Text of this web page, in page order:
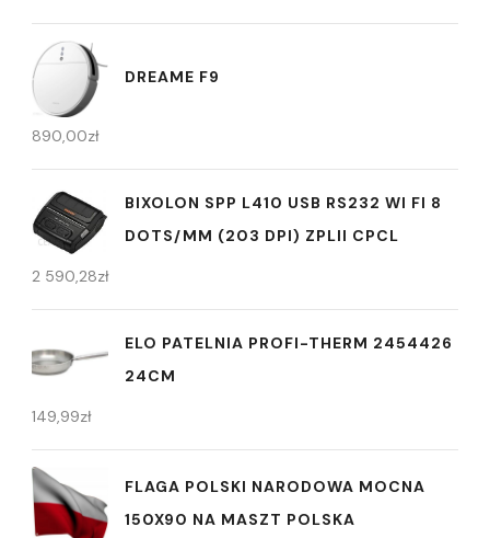
DREAME F9
890,00zł
BIXOLON SPP L410 USB RS232 WI FI 8
DOTS/MM (203 DPI) ZPLII CPCL
2 590,28zł
ELO PATELNIA PROFI-THERM 2454426
24CM
149,99zł
FLAGA POLSKI NARODOWA MOCNA
150X90 NA MASZT POLSKA